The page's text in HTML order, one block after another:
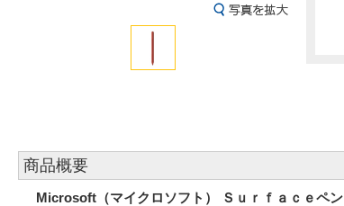
商品概要
Microsoft（マイクロソフト） Ｓｕｒｆａｃｅペン